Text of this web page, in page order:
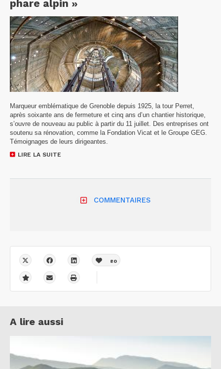
phare alpin »
Marqueur emblématique de Grenoble depuis 1925, la tour Perret,
après soixante ans de fermeture et cinq ans d’un chantier historique,
s’ouvre de nouveau au public à partir du 11 juillet. Des entreprises ont
soutenu sa rénovation, comme la Fondation Vicat et le Groupe GEG.
Témoignages de leurs dirigeantes.
LIRE LA SUITE
COMMENTAIRES
80
A lire aussi